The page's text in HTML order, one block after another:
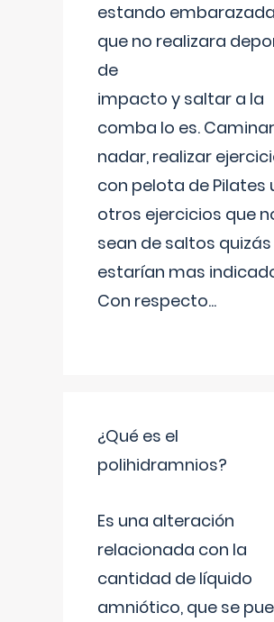
estando embarazada
que no realizara
de
impacto y saltar a la
comba lo es.
nadar, realizar
con pelota de Pilates
otros ejercicios que
sean de saltos quizás
estarían mas
Con respecto...
¿Qué es el
polihidramnios?
Es una alteración
relacionada con la
cantidad de líquido
amniótico, que se